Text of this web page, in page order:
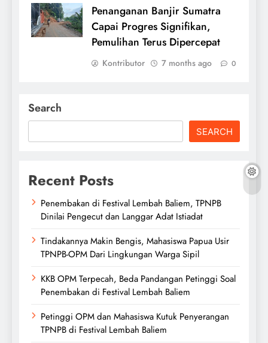
Penanganan Banjir Sumatra
Capai Progres Signifikan,
Pemulihan Terus Dipercepat
Kontributor 7 months ago 0
Search
SEARCH
Recent Posts
Penembakan di Festival Lembah Baliem, TPNPB
Dinilai Pengecut dan Langgar Adat Istiadat
Tindakannya Makin Bengis, Mahasiswa Papua Usir
TPNPB-OPM Dari Lingkungan Warga Sipil
KKB OPM Terpecah, Beda Pandangan Petinggi Soal
Penembakan di Festival Lembah Baliem
Petinggi OPM dan Mahasiswa Kutuk Penyerangan
TPNPB di Festival Lembah Baliem